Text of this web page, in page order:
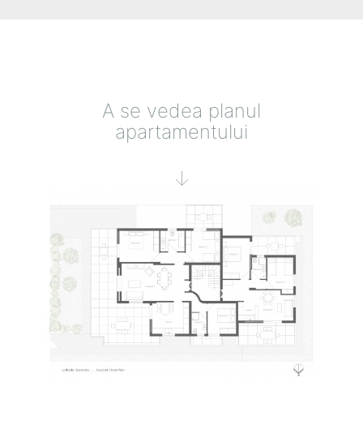
A se vedea planul
apartamentului